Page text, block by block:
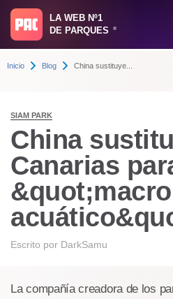
LA WEB Nº1
DE PARQUES
®
Inicio Blog China sustituye...
SIAM PARK
China
Canarias
Escrito por DarkSamu
La compañía creadora de los